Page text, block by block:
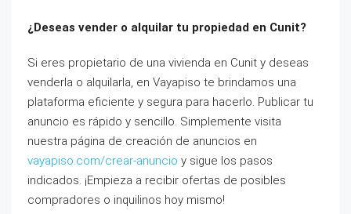
¿Deseas vender o alquilar tu propiedad en Cunit?
Si eres propietario de una vivienda en Cunit y deseas
venderla o alquilarla, en Vayapiso te brindamos una
plataforma eficiente y segura para hacerlo. Publicar tu
anuncio es rápido y sencillo. Simplemente visita
nuestra página de creación de anuncios en
vayapiso.com/crear-anuncio y sigue los pasos
indicados. ¡Empieza a recibir ofertas de posibles
compradores o inquilinos hoy mismo!